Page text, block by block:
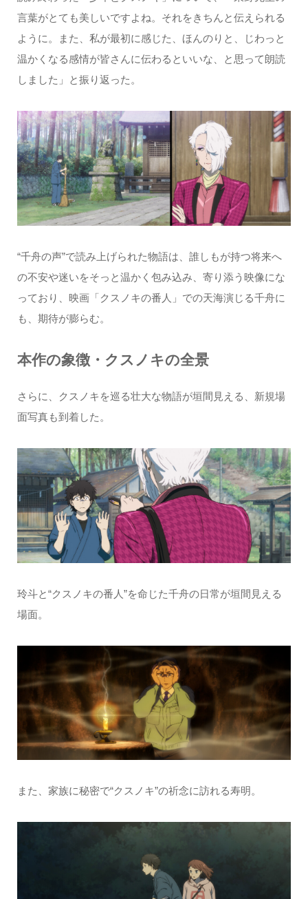
言葉がとても美しいですよね。それをきちんと伝えられる
ように。また、私が最初に感じた、ほんのりと、じわっと
温かくなる感情が皆さんに伝わるといいな、と思って朗読
しました」と振り返った。
“千舟の声”で読み上げられた物語は、誰しもが持つ将来へ
の不安や迷いをそっと温かく包み込み、寄り添う映像にな
っており、映画「クスノキの番人」での天海演じる千舟に
も、期待が膨らむ。
本作の象徴・クスノキの全景
さらに、クスノキを巡る壮大な物語が垣間見える、新規場
面写真も到着した。
玲斗と“クスノキの番人”を命じた千舟の日常が垣間見える
場面。
また、家族に秘密で“クスノキ”の祈念に訪れる寿明。